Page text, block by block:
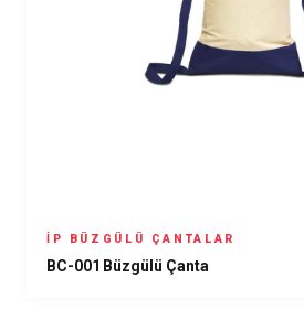
İP BÜZGÜLÜ ÇANTALAR
BC-001 Büzgülü Çanta